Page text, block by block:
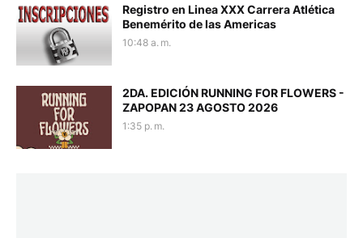
Registro en Linea XXX Carrera Atlética
Benemérito de las Americas
10:48 a. m.
2DA. EDICIÓN RUNNING FOR FLOWERS -
ZAPOPAN 23 AGOSTO 2026
1:35 p. m.